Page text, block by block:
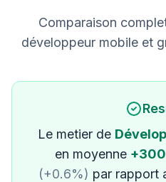
Comparaison
développeur mobile et
Le metier de
en moyenne
(+0.6%) par rapport